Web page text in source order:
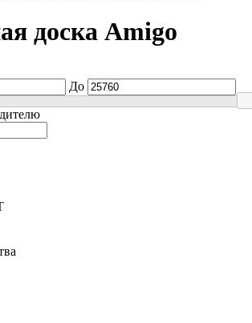
доска Amigo
До